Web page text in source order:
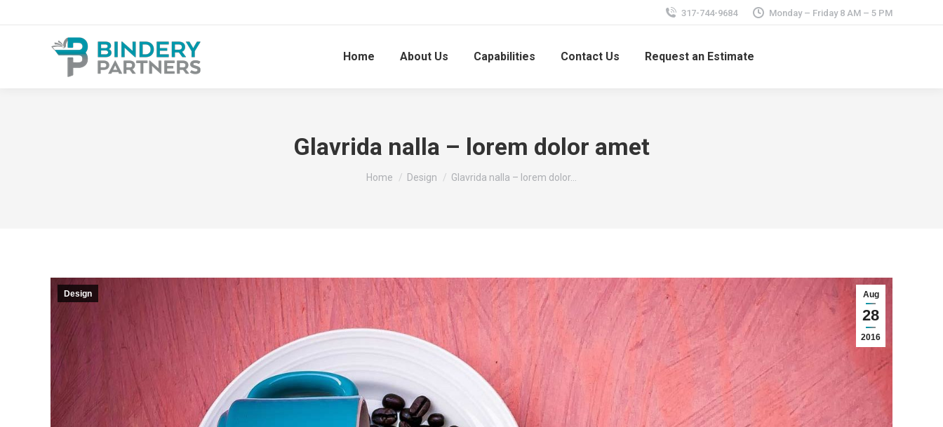
317-744-9684 Monday – Friday 8 AM – 5 PM
Home About Us Capabilities Contact Us Request an Estimate
Glavrida nalla – lorem dolor amet
You are here:
Home Design Glavrida nalla – lorem dolor…
Aug
28
2016
Design